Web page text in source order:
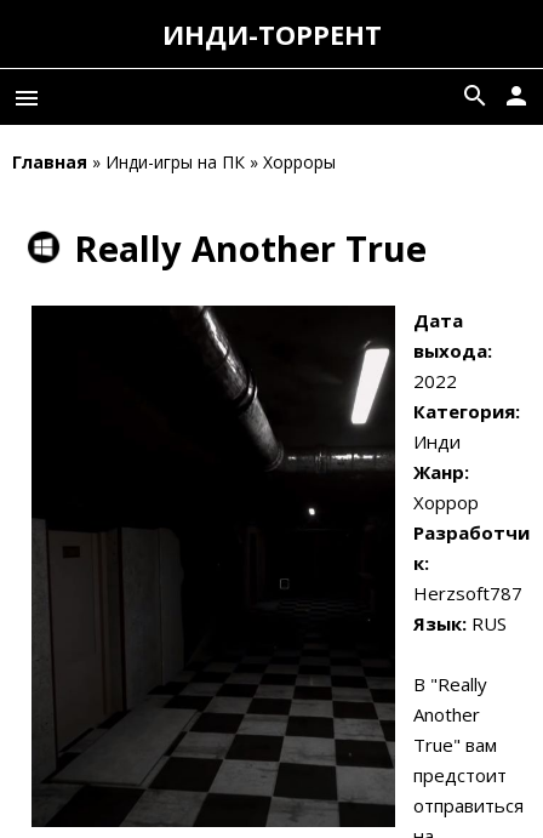
ИНДИ-ТОРРЕНТ
menu person
search
Главная » Инди-игры на ПК » Хорроры
Really Another True
Дата
выхода:
2022
Категория:
Инди
Жанр:
Хоррор
Разработчи
к:
Herzsoft787
Язык: RUS
В "Really
Another
True" вам
предстоит
отправиться